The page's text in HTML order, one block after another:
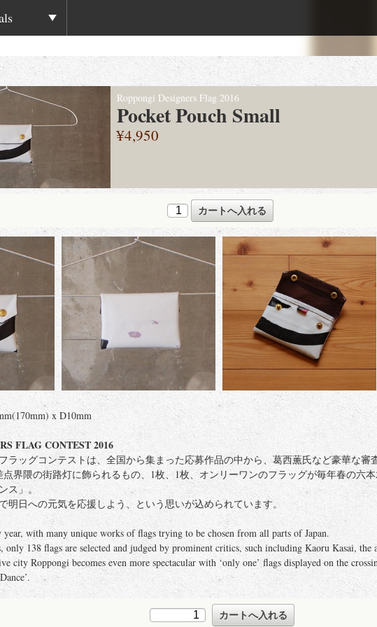
Roppongi Designers Flag 2016
Pocket Pouch Small
¥4,950
x D10mm
FLAG CONTEST 2016
ラッグコンテストは、全国から集まった応募作品の中から、葛西薫氏など豪華な審
点界隈の街路灯に飾られるもの、1枚、1枚、オンリーワンのフラッグが毎年春の六
ス」。
明日への元気を応援しよう、という思いが込められています。
year, with many unique works of flags trying to be chosen from all parts of Japan.
only 138 flags are selected and judged by prominent critics, such including Kaoru Kasai, the
city Roppongi becomes even more spectacular with ‘only one’ flags displayed on the